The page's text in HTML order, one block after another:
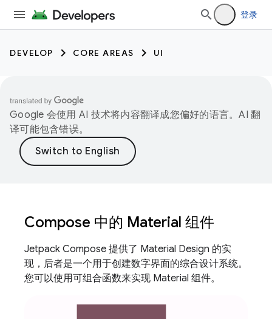
登录
DEVELOP CORE AREAS UI
Google 会使用 AI 技术将内容翻译成您偏好的语言。AI 翻
译可能包含错误。
Compose 中的 Material 组件
Jetpack Compose 提供了 Material Design 的实
现，后者是一个用于创建数字界面的综合设计系统。
您可以使用可组合函数来实现 Material 组件。